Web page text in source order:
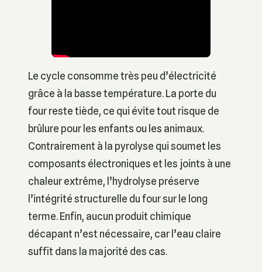
Le cycle consomme très peu d’électricité
grâce à la basse température. La porte du
four reste tiède, ce qui évite tout risque de
brûlure pour les enfants ou les animaux.
Contrairement à la pyrolyse qui soumet les
composants électroniques et les joints à une
chaleur extrême, l’hydrolyse préserve
l’intégrité structurelle du four sur le long
terme. Enfin, aucun produit chimique
décapant n’est nécessaire, car l’eau claire
suffit dans la majorité des cas.